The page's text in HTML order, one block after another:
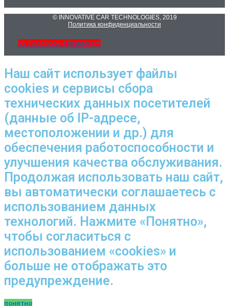
© INNOVATIVE CAR TECHNOLOGIES, 2019
Политика конфиденциальности
Vk Facebook-f Instagram
Наш сайт использует файлы
cookies и сервисы сбора
технических данных посетителей
(данные об IP-адресе,
местоположении и др.) для
обеспечения работоспособности и
улучшения качества обслуживания.
Продолжая использовать наш сайт,
вы автоматически соглашаетесь с
использованием данных
технологий. Нажмите «Понятно»,
чтобы согласиться с
использованием «cookies» и
больше не отображать это
предупреждение.
понятно